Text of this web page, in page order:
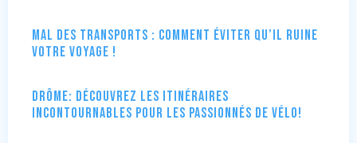
Mal des transports : comment éviter qu’il ruine
votre voyage !
Drôme: Découvrez les itinéraires
incontournables pour les passionnés de vélo!